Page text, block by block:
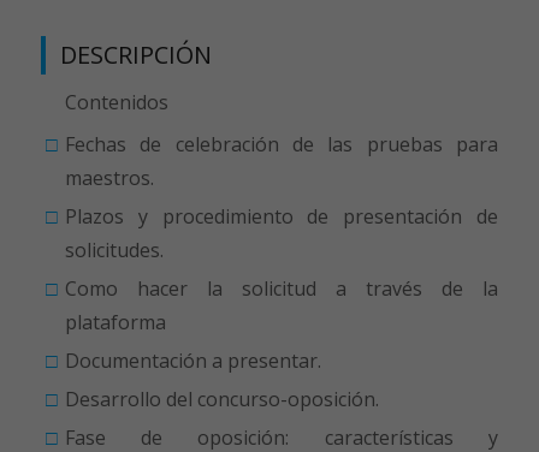
DESCRIPCIÓN
Contenidos
Fechas de celebración de las pruebas para
maestros.
Plazos y procedimiento de presentación de
solicitudes.
Como hacer la solicitud a través de la
plataforma
Documentación a presentar.
Desarrollo del concurso-oposición.
Fase de oposición: características y